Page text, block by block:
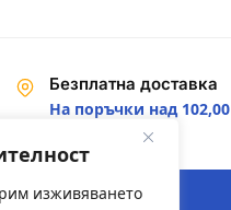
изживяването
Безплатна доставка
На поръчки над 102,00
€ / 200,00 лв.